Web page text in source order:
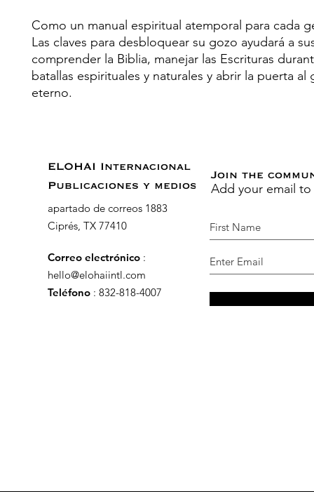
Como un manual espiritual atemporal para cada
Las claves para desbloquear su gozo ayudará a
comprender la Biblia, manejar las Escrituras
batallas espirituales y naturales y abrir la puerta al
eterno.
ELOHAI Internacional
Publicaciones y medios
apartado de correos 1883
Ciprés, TX 77410
Correo electrónico :
hello@elohaiintl.com
Teléfono : 832-818-4007
Join the
Add your email